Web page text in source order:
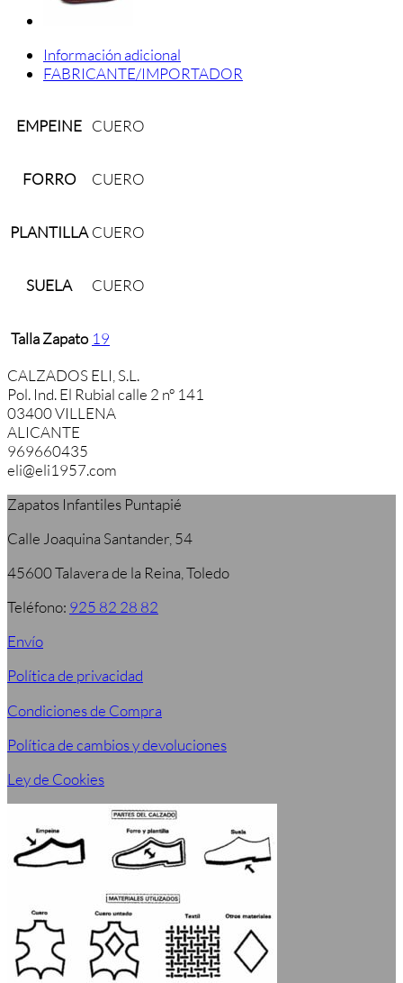
Información adicional
FABRICANTE/IMPORTADOR
EMPEINE CUERO
FORRO CUERO
PLANTILLA CUERO
SUELA CUERO
Talla Zapato 19
CALZADOS ELI, S.L.
Pol. Ind. El Rubial calle 2 nº 141
03400 VILLENA
ALICANTE
969660435
eli@eli1957.com
Zapatos Infantiles Puntapié
Calle Joaquina Santander, 54
45600 Talavera de la Reina, Toledo
Teléfono: 925 82 28 82
Envío
Política de privacidad
Condiciones de Compra
Política de cambios y devoluciones
Ley de Cookies